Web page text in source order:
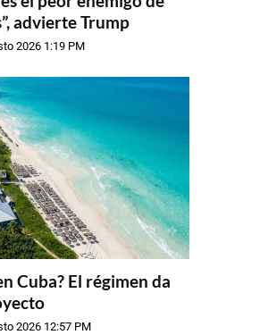
advierte Trump
2026 1:19 PM
Cuba? El régimen da
2026 12:57 PM